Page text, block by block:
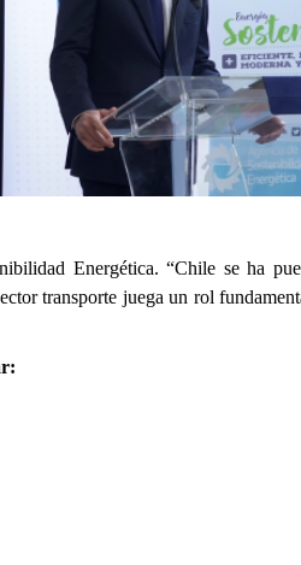
Energética. “Chile se ha
transporte juega un rol